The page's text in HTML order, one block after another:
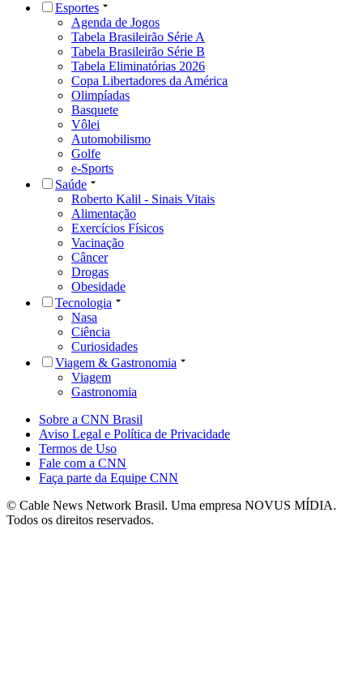
Esportes
Agenda de Jogos
Tabela Brasileirão Série A
Tabela Brasileirão Série B
Tabela Eliminatórias 2026
Copa Libertadores da América
Olimpíadas
Basquete
Vôlei
Automobilismo
Golfe
e-Sports
Saúde
Roberto Kalil - Sinais Vitais
Alimentação
Exercícios Físicos
Vacinação
Câncer
Drogas
Obesidade
Tecnologia
Nasa
Ciência
Curiosidades
Viagem & Gastronomia
Viagem
Gastronomia
Sobre a CNN Brasil
Aviso Legal e Política de Privacidade
Termos de Uso
Fale com a CNN
Faça parte da Equipe CNN
© Cable News Network Brasil. Uma empresa NOVUS MÍDIA.
Todos os direitos reservados.